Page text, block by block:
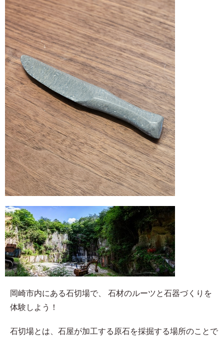
岡崎市内にある石切場で、 石材のルーツと石器づくりを
体験しよう！
石切場とは、石屋が加工する原石を採掘する場所のことで